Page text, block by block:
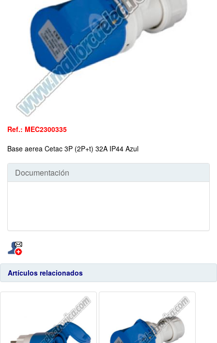
Ref.: MEC2300335
Base aerea Cetac 3P (2P+t) 32A IP44 Azul
Documentación
Artículos relacionados